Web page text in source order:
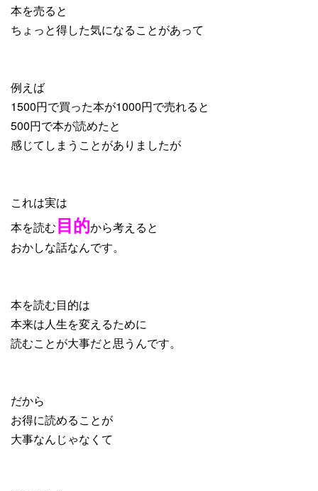
本を売ると
ちょっと得した気になることがあって
例えば
1500円で買った本が1000円で売れると
500円で本が読めたと
感じてしまうことがありましたが
これは実は
本を読む目的から考えると
おかしな話なんです。
本を読む目的は
本来は人生を変えるために
読むことが大事だと思うんです。
だから
お得に読めることが
大事なんじゃなくて